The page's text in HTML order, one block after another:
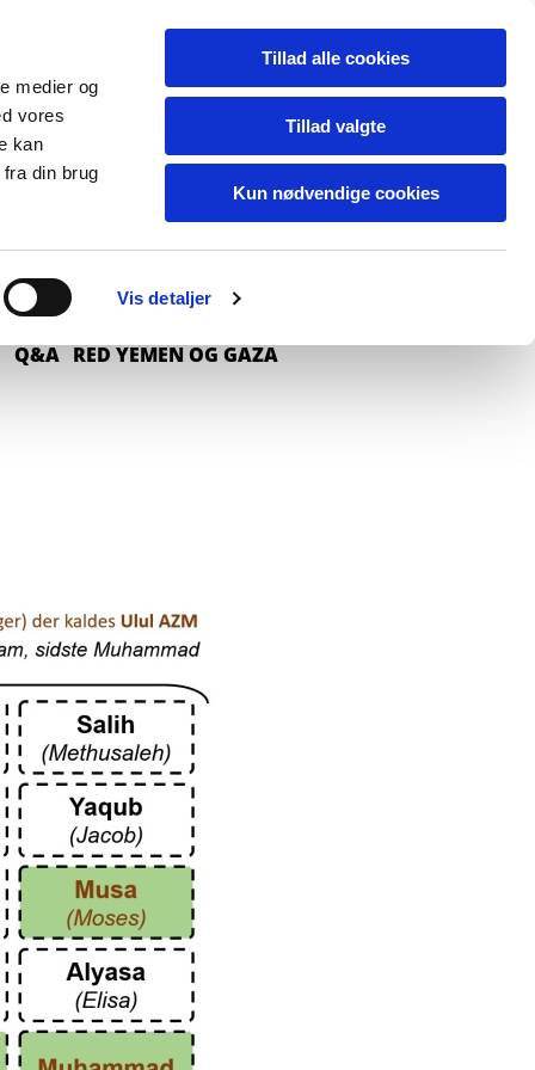
medier og
vores
kan
din brug
Vis detaljer
Tillad alle cookies
Tillad valgte
Kun nødvendige cookies
Q&A RED YEMEN OG GAZA